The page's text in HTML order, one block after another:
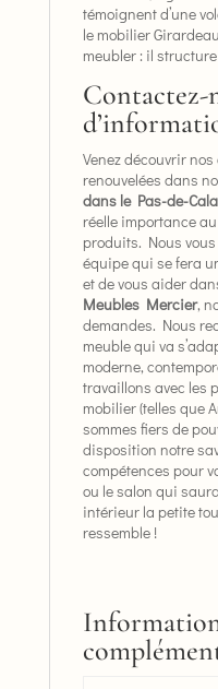
témoignent d’une
le mobilier
meubler : il
Contactez-
Venez découvrir
renouvelées dans
dans le Pas-de-
réelle importance
produits. Nous
équipe qui se fera
et de vous aider
Meubles Mercier,
demandes. Nous
meuble qui va
moderne,
travaillons avec les
mobilier (telles que
sommes fiers de
disposition notre
compétences pour
ou le salon qui
intérieur la petite
ressemble !